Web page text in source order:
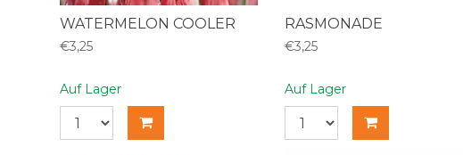
WATERMELON COOLER
€3,25
Auf Lager
RASMONADE
€3,25
Auf Lager